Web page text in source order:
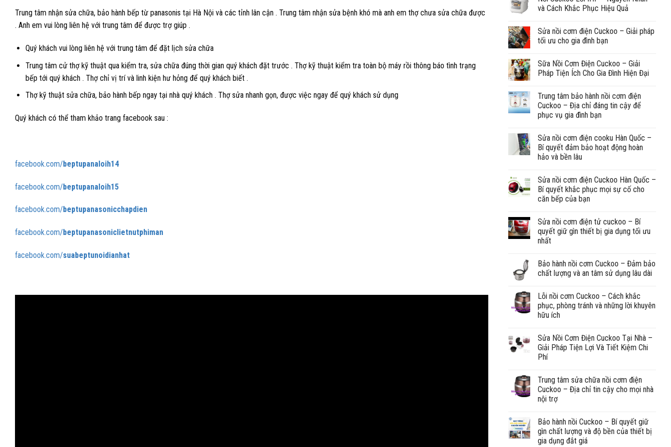
Trung tâm nhận sửa chữa, bảo hành bếp từ panasonis tại Hà Nội và các tỉnh lân cận . Trung tâm nhận sửa bệnh khó mà anh em thợ chưa sửa chữa được
. Anh em vui lòng liên hệ với trung tâm để được trợ giúp .
Quý khách vui lòng liên hệ với trung tâm để đặt lịch sửa chữa
Trung tâm cử thợ kỹ thuật qua kiểm tra, sửa chữa đúng thời gian quý khách đặt trước . Thợ kỹ thuật kiểm tra toàn bộ máy rồi thông báo tình trạng
bếp tới quý khách . Thợ chỉ vị trí và linh kiện hư hỏng để quý khách biết .
Thợ kỹ thuật sửa chữa, bảo hành bếp ngay tại nhà quý khách . Thợ sửa nhanh gọn, được việc ngay để quý khách sử dụng
Quý khách có thể tham khảo trang facebook sau :
facebook.com/beptupanaloih14
facebook.com/beptupanaloih15
facebook.com/beptupanasonicchapdien
facebook.com/beptupanasoniclietnutphiman
facebook.com/suabeptunoidianhat
và Cách Khắc Phục Hiệu Quả
Sửa nồi cơm điện Cuckoo – Giải pháp
tối ưu cho gia đình bạn
Sữa Nồi Cơm Điện Cuckoo – Giải
Pháp Tiện Ích Cho Gia Đình Hiện Đại
Trung tâm bảo hành nồi cơm điện
Cuckoo – Địa chỉ đáng tin cậy để
phục vụ gia đình bạn
Sửa nồi cơm điện cooku Hàn Quốc –
Bí quyết đảm bảo hoạt động hoàn
hảo và bền lâu
Sửa nồi cơm điện Cuckoo Hàn Quốc –
Bí quyết khắc phục mọi sự cố cho
căn bếp của bạn
Sửa nồi cơm điện tử cuckoo – Bí
quyết giữ gìn thiết bị gia dụng tối ưu
nhất
Bảo hành nồi cơm Cuckoo – Đảm bảo
chất lượng và an tâm sử dụng lâu dài
Lỗi nồi cơm Cuckoo – Cách khắc
phục, phòng tránh và những lời khuyên
hữu ích
Sửa Nồi Cơm Điện Cuckoo Tại Nhà –
Giải Pháp Tiện Lợi Và Tiết Kiệm Chi
Phí
Trung tâm sửa chữa nồi cơm điện
Cuckoo – Địa chỉ tin cậy cho mọi nhà
nội trợ
Bảo hành nồi Cuckoo – Bí quyết giữ
gìn chất lượng và độ bền của thiết bị
gia dụng đắt giá